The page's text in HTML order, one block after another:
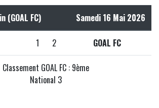
(GOAL FC) Samedi 16 Mai 2026
1 2 GOAL FC
Classement GOAL FC : 9ème
National 3